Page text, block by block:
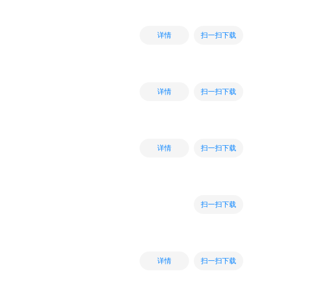
详情 扫一扫下载
详情 扫一扫下载
详情 扫一扫下载
扫一扫下载
详情 扫一扫下载